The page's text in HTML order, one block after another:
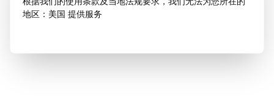
地区：美国 提供服务